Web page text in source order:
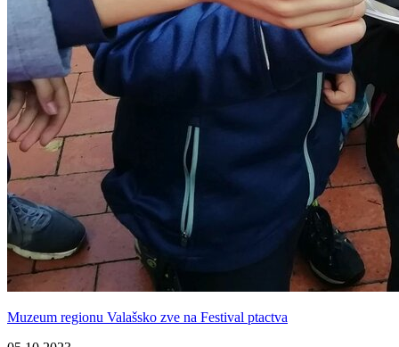
Muzeum regionu Valašsko zve na Festival ptactva